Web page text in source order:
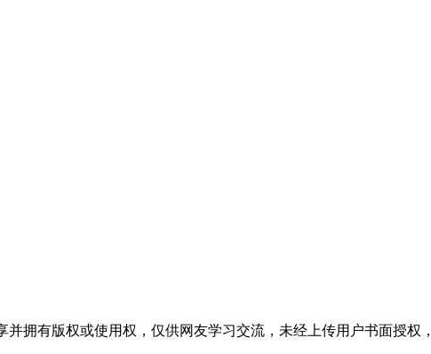
拥有版权或使用权，仅供网友学习交流，未经上传用户书面授权